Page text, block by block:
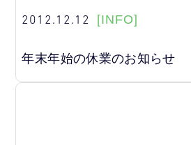
2012.12.12 [INFO]
年末年始の休業のお知らせ